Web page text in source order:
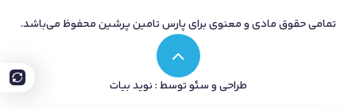
تمامی حقوق مادی و معنوی برای پارس تامین پرشین محفوظ می‌باشد.
طراحی و سئو توسط : نوید بیات